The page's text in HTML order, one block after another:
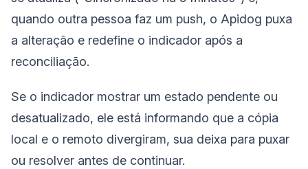
quando outra pessoa faz um push, o Apidog puxa
a alteração e redefine o indicador após a
reconciliação.
Se o indicador mostrar um estado pendente ou
desatualizado, ele está informando que a cópia
local e o remoto divergiram, sua deixa para puxar
ou resolver antes de continuar.